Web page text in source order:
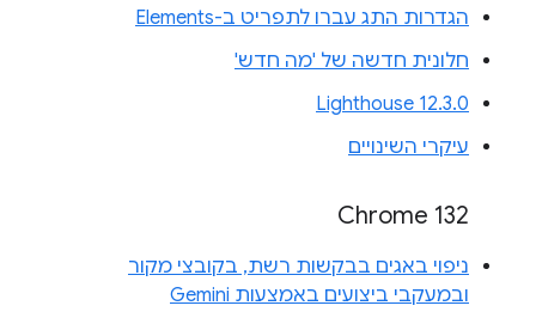
הגדרות התג עברו לתפריט ב-Elements
חלונית חדשה של 'מה חדש'
Lighthouse 12.3.0
עיקרי השינויים
Chrome 132
ניפוי באגים בבקשות רשת, בקובצי מקור
ובמעקבי ביצועים באמצעות Gemini